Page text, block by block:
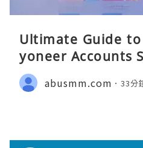
Ultimate Guide
yoneer Accounts
abusmm.com 33分